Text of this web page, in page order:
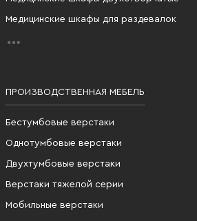
Медицинские шкафы для раздевалок
ПРОИЗВОДСТВЕННАЯ МЕБЕЛЬ
Бестумбовые верстаки
Однотумбовые верстаки
Двухтумбовые верстаки
Верстаки тяжелой серии
Мобильные верстаки